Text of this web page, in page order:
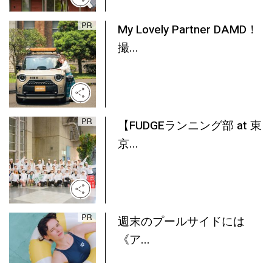
My Lovely Partner DAMD！
撮...
【FUDGEランニング部 at 東
京...
週末のプールサイドには
《ア...